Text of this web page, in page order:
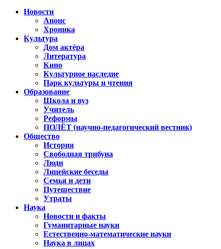
Новости
Анонс
Хроника
Культура
Дом актёра
Литература
Кино
Культурное наследие
Парк культуры и чтения
Образование
Школа и вуз
Учитель
Реформы
ПОЛЁТ (научно-педагогический вестник)
Общество
История
Свободная трибуна
Люди
Лицейские беседы
Семья и дети
Путешествие
Утраты
Наука
Новости и факты
Гуманитарные науки
Естественно-математические науки
Наука в лицах